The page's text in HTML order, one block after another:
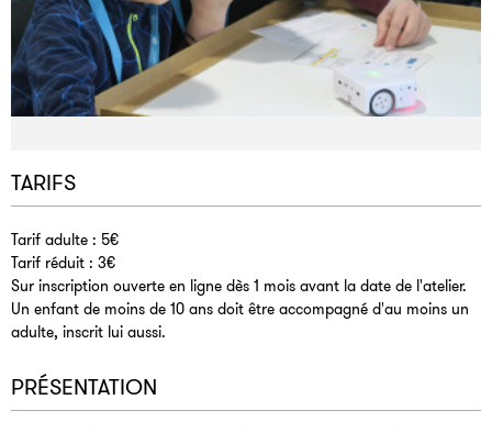
TARIFS
Tarif adulte : 5€
Tarif réduit : 3€
Sur inscription ouverte en ligne dès 1 mois avant la date de l'atelier.
Un enfant de moins de 10 ans doit être accompagné d'au moins un
adulte, inscrit lui aussi.
PRÉSENTATION